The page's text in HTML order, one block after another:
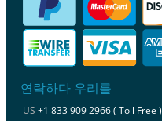
연락하다 우리를
US +1 833 909 2966 ( Toll Free )